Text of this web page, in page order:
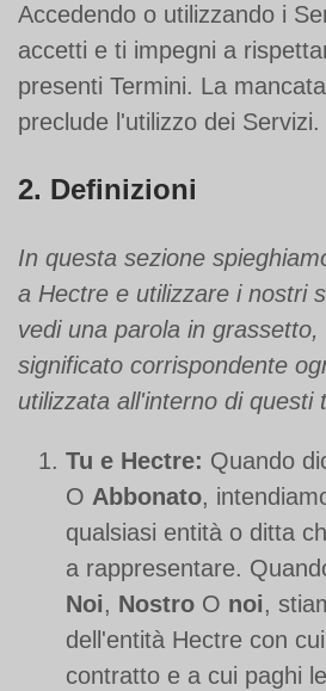
Accedendo o utilizzando i
accetti e ti impegni a
presenti Termini. La
preclude l'utilizzo dei Servizi.
2. Definizioni
In questa sezione
a Hectre e utilizzare i nostri
vedi una parola in
significato corrispondente
utilizzata all'interno di questi
Tu e Hectre: Quando
O Abbonato,
qualsiasi entità o ditta
a rappresentare.
Noi, Nostro O noi,
dell'entità Hectre con
contratto e a cui paghi